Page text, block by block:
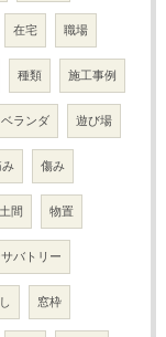
在宅 職場
種類 施工事例
ベランダ 遊び場
傷み
土間 物置
バトリー
窓枠